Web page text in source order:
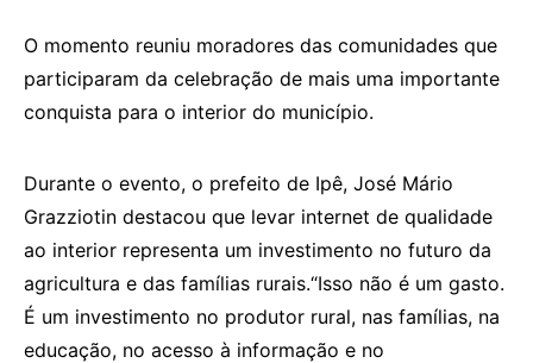
O momento reuniu moradores das comunidades que
participaram da celebração de mais uma importante
conquista para o interior do município.
Durante o evento, o prefeito de Ipê, José Mário
Grazziotin destacou que levar internet de qualidade
ao interior representa um investimento no futuro da
agricultura e das famílias rurais.“Isso não é um gasto.
É um investimento no produtor rural, nas famílias, na
educação, no acesso à informação e no